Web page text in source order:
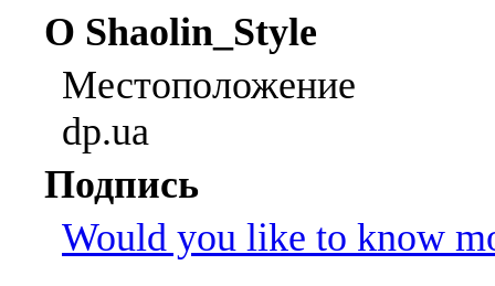
О Shaolin_Style
Местоположение
dp.ua
Подпись
Would you like to know